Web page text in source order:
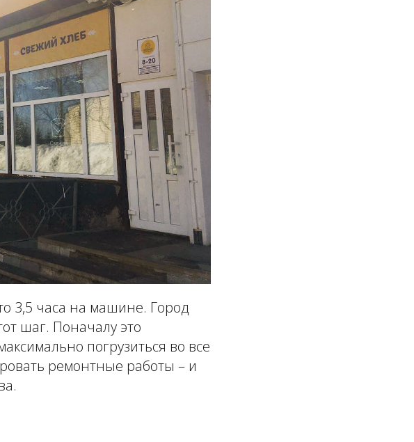
3,5 часа на машине. Город
шаг. Поначалу это
погрузиться во все
ремонтные работы – и